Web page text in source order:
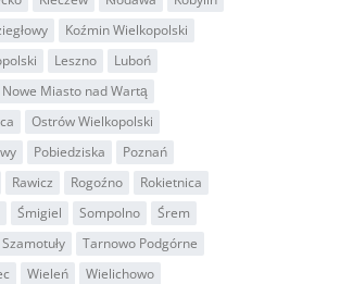
Koźmin Wielkopolski
Leszno
Luboń
Nowe Miasto nad Wartą
Ostrów Wielkopolski
Pobiedziska
Poznań
Rawicz Rogoźno
Rokietnica
Śmigiel Sompolno
Śrem
Szamotuły
Tarnowo Podgórne
Wieleń
Wielichowo